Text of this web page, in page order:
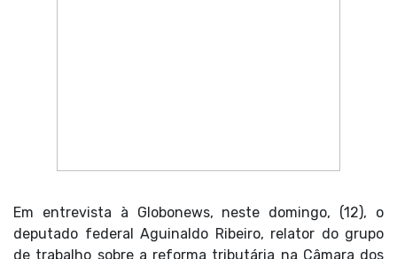
Em entrevista à Globonews, neste domingo, (12), o
deputado federal Aguinaldo Ribeiro, relator do grupo
de trabalho sobre a reforma tributária na Câmara dos